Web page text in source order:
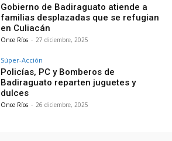
Gobierno de Badiraguato atiende a
familias desplazadas que se refugian
en Culiacán
Once Ríos - 27 diciembre, 2025
Súper-Acción
Policías, PC y Bomberos de
Badiraguato reparten juguetes y
dulces
Once Ríos - 26 diciembre, 2025